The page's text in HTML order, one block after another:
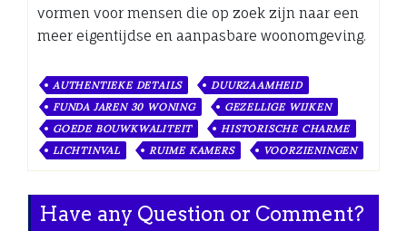
vormen voor mensen die op zoek zijn naar een
meer eigentijdse en aanpasbare woonomgeving.
AUTHENTIEKE DETAILS
DUURZAAMHEID
FUNDA JAREN 30 WONING
GEZELLIGE WIJKEN
GOEDE BOUWKWALITEIT
HISTORISCHE CHARME
LICHTINVAL
RUIME KAMERS VOORZIENINGEN
Have any Question or Comment?